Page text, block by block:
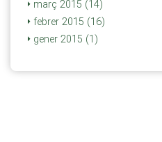
març 2015 (14)
febrer 2015 (16)
gener 2015 (1)